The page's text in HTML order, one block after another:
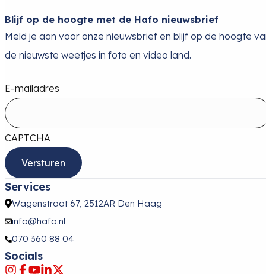
Blijf op de hoogte met de Hafo nieuwsbrief
Meld je aan voor onze nieuwsbrief en blijf op de hoogte
de nieuwste weetjes in foto en video land.
E-mailadres
CAPTCHA
Services
Wagenstraat 67, 2512AR Den Haag
info@hafo.nl
070 360 88 04
Socials